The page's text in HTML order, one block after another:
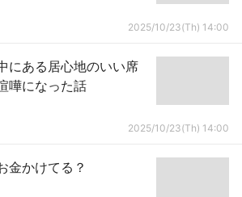
2025/10/23(Th) 14:00
にある居心地のいい席
嘩になった話
2025/10/23(Th) 14:00
金かけてる？